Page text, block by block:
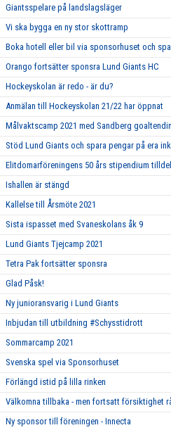
Giantsspelare på landslagsläger
Vi ska bygga en ny stor skottramp
Boka hotell eller bil via sponsorhuset och
Orango fortsätter sponsra Lund Giants HC
Hockeyskolan är redo - är du?
Anmälan till Hockeyskolan 21/22 har öppnat
Målvaktscamp 2021 med Sandberg
Stöd Lund Giants och spara pengar på era
Elitdomarföreningens 50 års stipendium
Ishallen är stängd
Kallelse till Årsmöte 2021
Sista ispasset med Svaneskolans åk 9
Lund Giants Tjejcamp 2021
Tetra Pak fortsätter sponsra
Glad Påsk!
Ny junioransvarig i Lund Giants
Inbjudan till utbildning #Schysstidrott
Sommarcamp 2021
Svenska spel via Sponsorhuset
Förlängd istid på lilla rinken
Välkomna tillbaka - men fortsatt försiktighet
Ny sponsor till föreningen - Innecta